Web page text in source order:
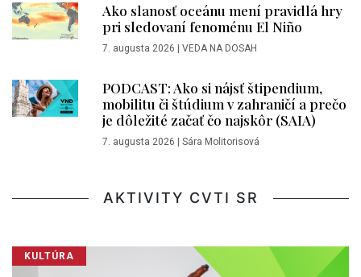
Ako slanosť oceánu mení pravidlá hry
pri sledovaní fenoménu El Niño
7. augusta 2026 | VEDA NA DOSAH
PODCAST: Ako si nájsť štipendium,
mobilitu či štúdium v zahraničí a prečo
je dôležité začať čo najskôr (SAIA)
7. augusta 2026 | Sára Molitorisová
AKTIVITY CVTI SR
KULTÚRA